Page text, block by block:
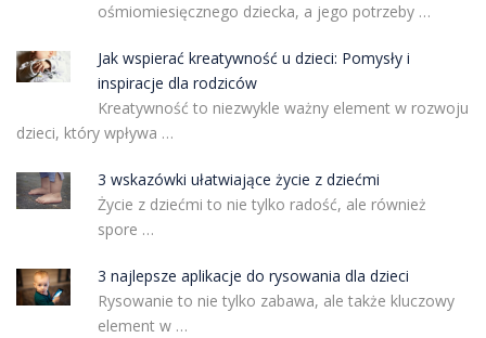
ośmiomiesięcznego dziecka, a jego potrzeby …
Jak wspierać kreatywność u dzieci: Pomysły i
inspiracje dla rodziców
Kreatywność to niezwykle ważny element w rozwoju
dzieci, który wpływa …
3 wskazówki ułatwiające życie z dziećmi
Życie z dziećmi to nie tylko radość, ale również
spore …
3 najlepsze aplikacje do rysowania dla dzieci
Rysowanie to nie tylko zabawa, ale także kluczowy
element w …